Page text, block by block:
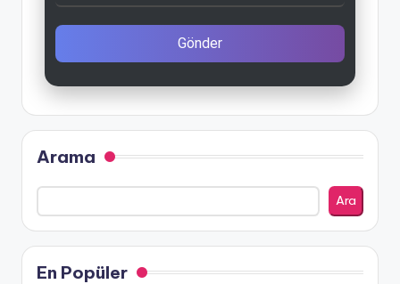
Gönder
Arama
Ara
En Popüler